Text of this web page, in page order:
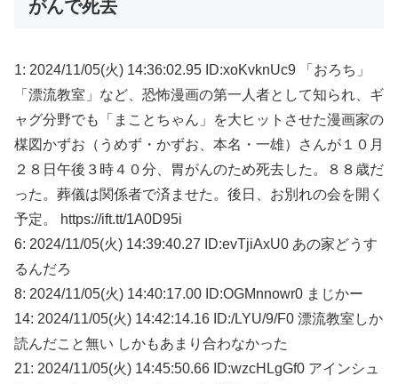
がんで死去
1: 2024/11/05(火) 14:36:02.95 ID:xoKvknUc9 「おろち」
「漂流教室」など、恐怖漫画の第一人者として知られ、ギ
ャグ分野でも「まことちゃん」を大ヒットさせた漫画家の
楳図かずお（うめず・かずお、本名・一雄）さんが１０月
２８日午後３時４０分、胃がんのため死去した。８８歳だ
った。葬儀は関係者で済ませた。後日、お別れの会を開く
予定。 https://ift.tt/1A0D95i
6: 2024/11/05(火) 14:39:40.27 ID:evTjiAxU0 あの家どうす
るんだろ
8: 2024/11/05(火) 14:40:17.00 ID:OGMnnowr0 まじかー
14: 2024/11/05(火) 14:42:14.16 ID:/LYU/9/F0 漂流教室しか
読んだこと無い しかもあまり合わなかった
21: 2024/11/05(火) 14:45:50.66 ID:wzcHLgGf0 アインシュ